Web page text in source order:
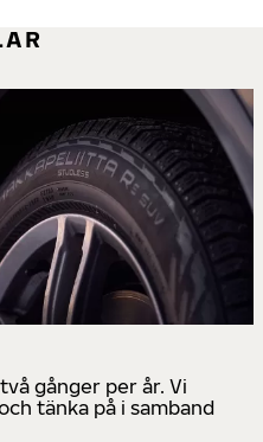
gånger per år. Vi
tänka på i samband